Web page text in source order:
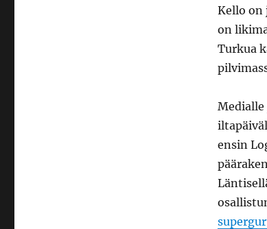
Kello on
on
Turkua
ensin